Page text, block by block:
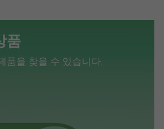
품
품을 찾을 수 있습니다.